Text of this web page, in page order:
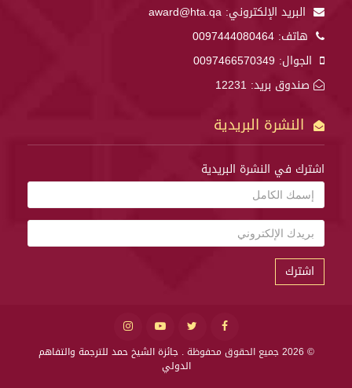
البريد الإلكتروني: award@hta.qa
هاتف: 0097444080464
الجوال: 0097466570349
صندوق بريد: 12231
النشرة البريدية
اشترك في النشرة البريدية
اشترك
© 2026 جميع الحقوق محفوظة .
جائزة الشيخ حمد للترجمة والتفاهم
الدولي